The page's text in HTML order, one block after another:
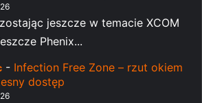
jeszcze w temacie XCOM
Phenix...
- Infection Free Zone – rzut okiem
dostęp